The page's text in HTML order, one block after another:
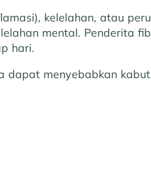
kelelahan, atau
mental. Penderita
hari.
dapat menyebabkan